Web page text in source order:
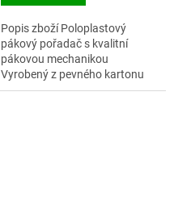
Popis zboží Poloplastový
pákový pořadač s kvalitní
pákovou mechanikou
Vyrobený z pevného kartonu
potaženého z vnější strany